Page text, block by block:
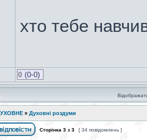
хто тебе
0 (0-0)
» Духовні роздуми
Сторінка 3 з 3 [ 34 повідомлень ]